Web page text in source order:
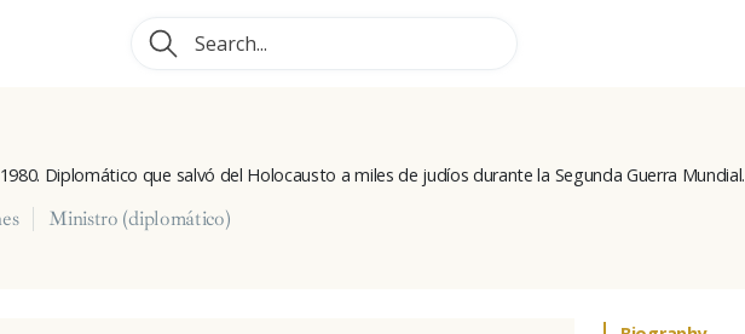
Diplomático que salvó del Holocausto a miles de judíos durante la Segunda Guerra Mundial.
Ministro (diplomático)